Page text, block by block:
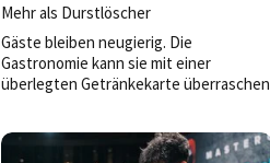
Mehr als Durstlöscher
Gäste bleiben neugierig. Die
Gastronomie kann sie mit einer
überlegten Getränkekarte überraschen
einsetzen.